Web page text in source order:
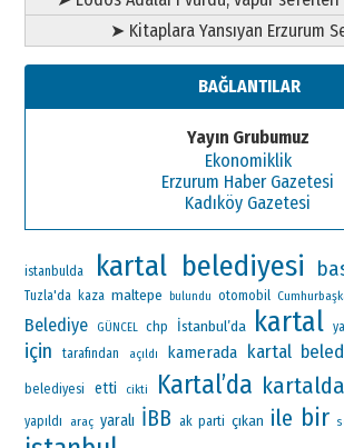
➤ Kitaplara Yansıyan Erzurum
BAĞLANTILAR
Yayın Grubumuz
Ekonomiklik
Erzurum Haber Gazetesi
Kadıköy Gazetesi
istanbulda kartal belediyesi
Tuzla'da kaza maltepe bulundu otomobil
Belediye GÜNCEL chp İstanbul’da kartal
için tarafından açıldı kamerada kartal
belediyesi etti cikti Kartal’da kartalda
yapıldı araç yaralı İBB ak parti çıkan ile bir